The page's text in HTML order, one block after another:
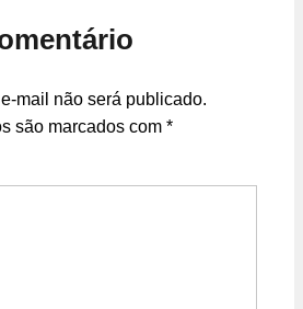
mail não será publicado.
são marcados com *